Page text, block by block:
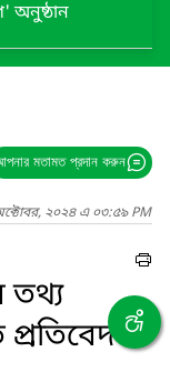
অনুষ্ঠান
মতামত প্রদান করুন
২০২৪ এ ০৩:৫৯ PM
তথ্য